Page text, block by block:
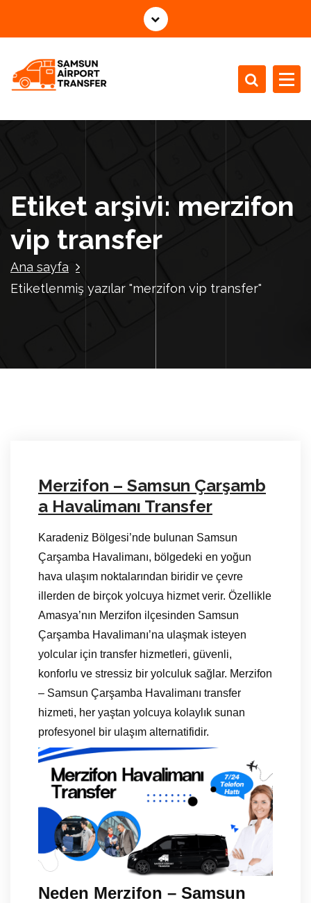
e
Etiket arşivi: merzifon
vip transfer
Ana sayfa
Etiketlenmiş yazılar "merzifon vip transfer"
Merzifon – Samsun Çarşamb
a Havalimanı Transfer
Karadeniz Bölgesi’nde bulunan Samsun
Çarşamba Havalimanı, bölgedeki en yoğun
hava ulaşım noktalarından biridir ve çevre
illerden de birçok yolcuya hizmet verir. Özellikle
Amasya’nın Merzifon ilçesinden Samsun
Çarşamba Havalimanı’na ulaşmak isteyen
yolcular için transfer hizmetleri, güvenli,
konforlu ve stressiz bir yolculuk sağlar. Merzifon
– Samsun Çarşamba Havalimanı transfer
hizmeti, her yaştan yolcuya kolaylık sunan
profesyonel bir ulaşım alternatifidir.
Neden Merzifon – Samsun